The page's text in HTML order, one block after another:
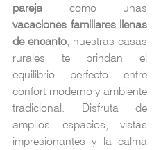
pareja como unas
vacaciones familiares llenas
de encanto , nuestras casas
rurales te brindan el
equilibrio perfecto entre
confort moderno y ambiente
tradicional. Disfruta de
amplios espacios, vistas
impresionantes y la calma